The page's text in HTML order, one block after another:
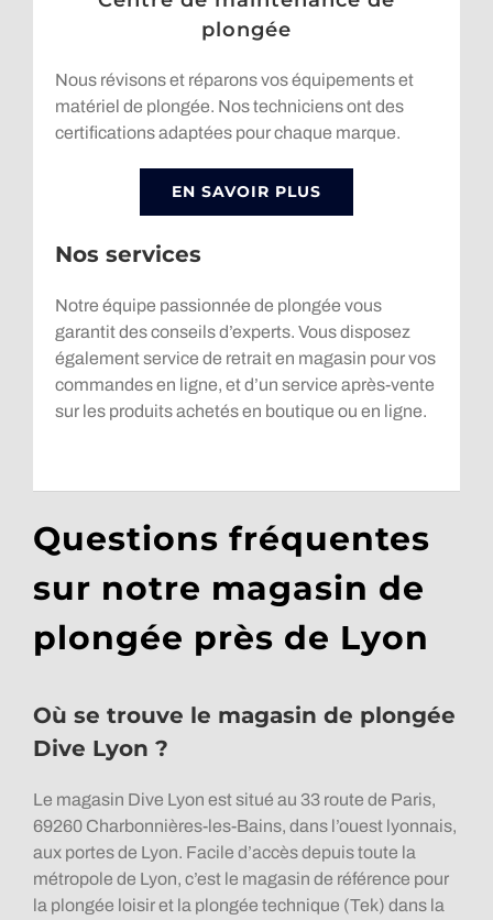
plongée
Nous révisons et réparons vos équipements et
matériel de plongée. Nos techniciens ont des
certifications adaptées pour chaque marque.
EN SAVOIR PLUS
Nos services
Notre équipe passionnée de plongée vous
garantit des conseils d’experts. Vous disposez
également service de retrait en magasin pour vos
commandes en ligne, et d’un service après-vente
sur les produits achetés en boutique ou en ligne.
Questions fréquentes
sur notre magasin de
plongée près de Lyon
Où se trouve le magasin de plongée
Dive Lyon ?
Le magasin Dive Lyon est situé au 33 route de Paris,
69260 Charbonnières-les-Bains, dans l’ouest lyonnais,
aux portes de Lyon. Facile d’accès depuis toute la
métropole de Lyon, c’est le magasin de référence pour
la plongée loisir et la plongée technique (Tek) dans la